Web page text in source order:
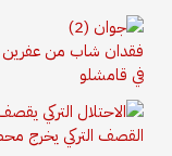
فقدان شاب من عفرين
في قامشلو
القصف التركي يخرج